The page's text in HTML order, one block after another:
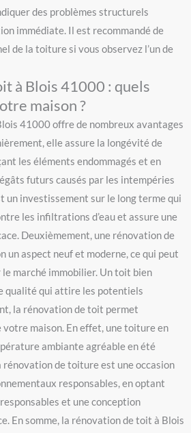
des problèmes structurels
immédiate. Il est recommandé de
de la toiture si vous observez l’un de
à Blois 41000 : quels
maison ?
41000 offre de nombreux avantages
elle assure la longévité de
les éléments endommagés et en
futurs causés par les intempéries
un investissement sur le long terme qui
les infiltrations d’eau et assure une
Deuxièmement, une rénovation de
un aspect neuf et moderne, ce qui peut
marché immobilier. Un toit bien
qualité qui attire les potentiels
la rénovation de toit permet
votre maison. En effet, une toiture en
ambiante agréable en été
rénovation de toiture est une occasion
responsables, en optant
et une conception
En somme, la rénovation de toit à Blois